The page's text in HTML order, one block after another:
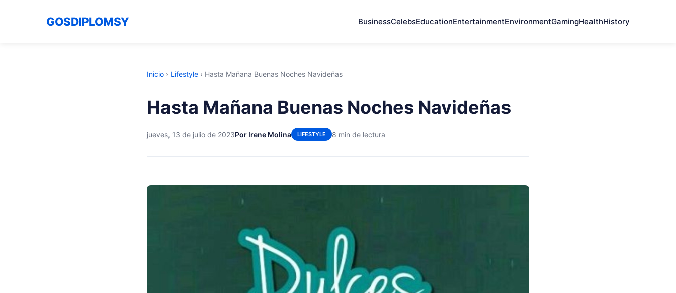
GOSDIPLOMSY BusinessCelebsEducationEntertainmentEnvironmentGamingHealthHistory
Inicio › Lifestyle › Hasta Mañana Buenas Noches Navideñas
Hasta Mañana Buenas Noches Navideñas
jueves, 13 de julio de 2023Por Irene Molina LIFESTYLE 8 min de lectura